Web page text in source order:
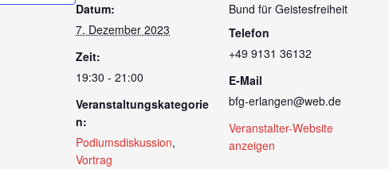
Datum:
7. Dezember 2023
Zeit:
19:30 - 21:00
Veranstaltungskategorie
n:
Podiumsdiskussion,
Vortrag
Bund für Geistesfreiheit
Telefon
+49 9131 36132
E-Mail
bfg-erlangen@web.de
Veranstalter-Website
anzeigen